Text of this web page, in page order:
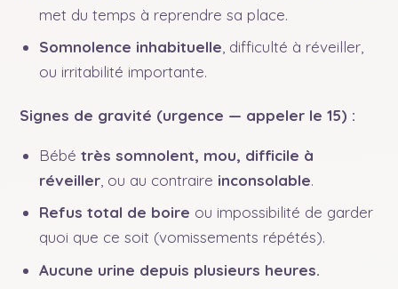
met du temps à reprendre sa place.
Somnolence inhabituelle, difficulté à réveiller,
ou irritabilité importante.
Signes de gravité (urgence — appeler le 15) :
Bébétrès somnolent, mou, difficile à
réveiller , ou au contraire inconsolable.
Refus total de boire ou impossibilité de garder
quoi que ce soit (vomissements répétés).
Aucune urine depuis plusieurs heures.